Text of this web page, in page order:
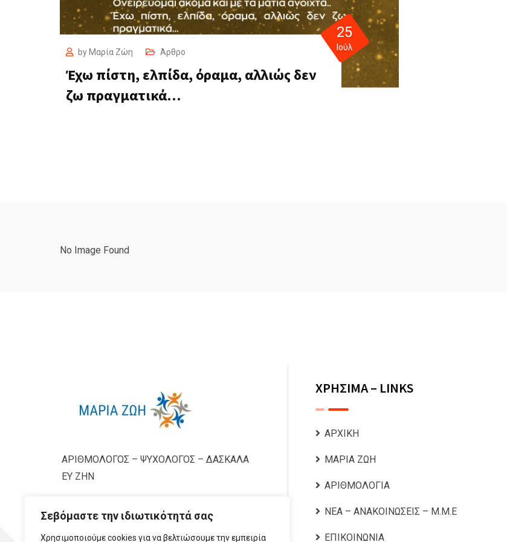
Σεβόμαστε την ιδιωτικότητά σας
Χρησιμοποιούμε cookies για να βελτιώσουμε την εμπειρία
by Μαρία Ζώη Άρθρο
Έχω πίστη, ελπίδα, όραμα, αλλιώς δεν
ζω πραγματικά…
25
Ιούλ
No Image Found
ΑΡΙΘΜΟΛΟΓΟΣ – ΨΥΧΟΛΟΓΟΣ – ΔΑΣΚΑΛΑ
ΕΥ ΖΗΝ
ΧΡΗΣΙΜΑ – LINKS
ΑΡΧΙΚΗ
ΜΑΡΙΑ ΖΩΗ
ΑΡΙΘΜΟΛΟΓΙΑ
ΝΕΑ – ΑΝΑΚΟΙΝΩΣΕΙΣ – Μ.Μ.Ε
ΕΠΙΚΟΙΝΩΝΙΑ